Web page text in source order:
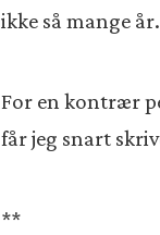
ikke så mange år.
For en kontrær
får jeg snart
**